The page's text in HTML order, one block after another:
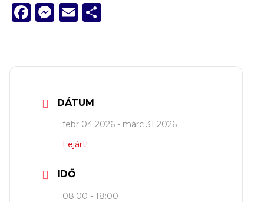
Facebook
Messenger
Email
DÁTUM
febr 04 2026 - márc 31 2026
Lejárt!
IDŐ
08:00 - 18:00